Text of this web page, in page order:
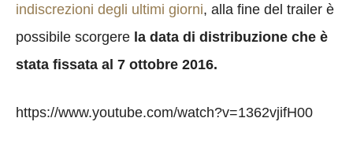
indiscrezioni degli ultimi giorni, alla fine del trailer è
possibile scorgere la data di distribuzione che è
stata fissata al 7 ottobre 2016.
https://www.youtube.com/watch?v=1362vjifH00